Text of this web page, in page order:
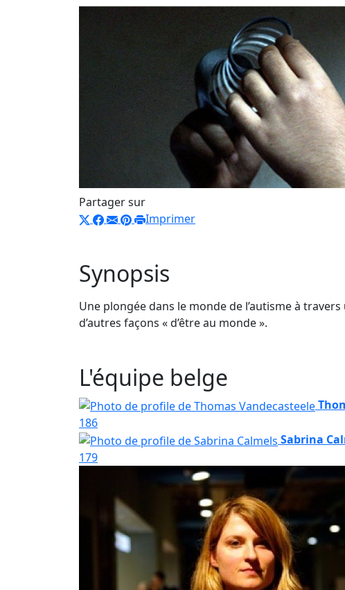
Partager sur
Imprimer
Synopsis
Une plongée dans le monde de l’autisme à
d’autres façons « d’être au monde ».
L'équipe belge
186
Sabrina
179